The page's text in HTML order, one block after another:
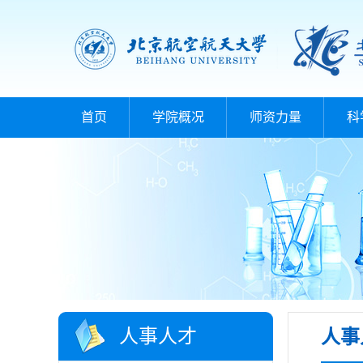
首页 学院概况 师资力量 科
人事人才 人